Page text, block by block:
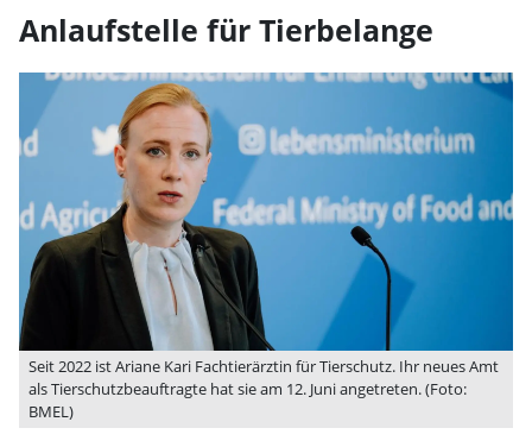
Anlaufstelle für Tierbelange
Seit 2022 ist Ariane Kari Fachtierärztin für Tierschutz. Ihr neues Amt
als Tierschutzbeauftragte hat sie am 12. Juni angetreten. (Foto:
BMEL)